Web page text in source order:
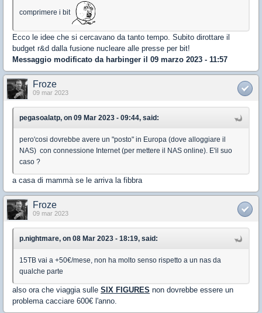
comprimere i bit
Ecco le idee che si cercavano da tanto tempo. Subito dirottare il
budget r&d dalla fusione nucleare alle presse per bit!
Messaggio modificato da harbinger il 09 marzo 2023 - 11:57
Froze
09 mar 2023
pegasoalatp, on 09 Mar 2023 - 09:44, said:
pero'cosi dovrebbe avere un "posto" in Europa (dove alloggiare il
NAS) con connessione Internet (per mettere il NAS online). E'il suo
caso ?
a casa di mammà se le arriva la fibbra
Froze
09 mar 2023
p.nightmare, on 08 Mar 2023 - 18:19, said:
15TB vai a +50€/mese, non ha molto senso rispetto a un nas da
qualche parte
also ora che viaggia sulle SIX FIGURES non dovrebbe essere un
problema cacciare 600€ l'anno.